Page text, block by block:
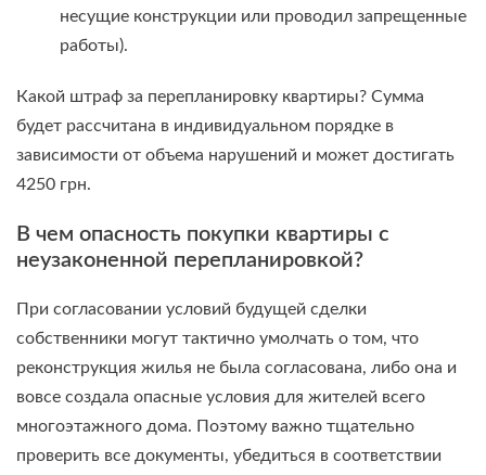
несущие конструкции или проводил запрещенные
работы).
Какой штраф за перепланировку квартиры? Сумма
будет рассчитана в индивидуальном порядке в
зависимости от объема нарушений и может достигать
4250 грн.
В чем опасность покупки квартиры с
неузаконенной перепланировкой?
При согласовании условий будущей сделки
собственники могут тактично умолчать о том, что
реконструкция жилья не была согласована, либо она и
вовсе создала опасные условия для жителей всего
многоэтажного дома. Поэтому важно тщательно
проверить все документы, убедиться в соответствии